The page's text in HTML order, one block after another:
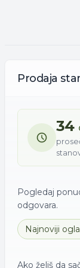
Prodaja
34
Pogledaj
odgovara.
Najnoviji
Ako želiš da